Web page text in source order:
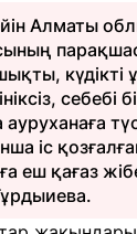
Алматы
күдікті
себебі
ауруханаға
іс
еш қағаз